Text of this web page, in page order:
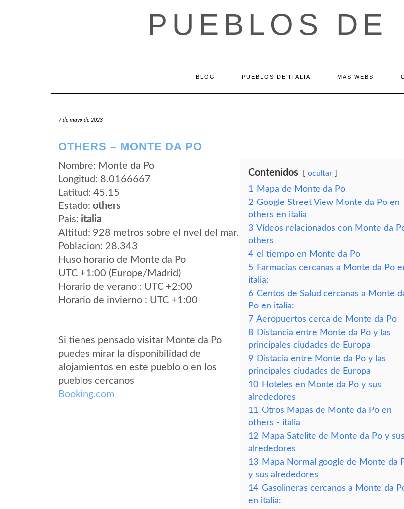
PUEBLOS DE
BLOG PUEBLOS DE ITALIA MAS WEBS
7 de mayo de 2023
OTHERS – MONTE DA PO
Nombre: Monte da Po
Longitud: 8.0166667
Latitud: 45.15
Estado: others
Pais: italia
Altitud: 928 metros sobre el nvel del mar.
Poblacion: 28.343
Huso horario de Monte da Po
UTC +1:00 (Europe/Madrid)
Horario de verano : UTC +2:00
Horario de invierno : UTC +1:00
Si tienes pensado visitar Monte da Po
puedes mirar la disponibilidad de
alojamientos en este pueblo o en los
pueblos cercanos
Booking.com
Contenidos ocultar
1
Mapa de Monte da Po
2 Google Street View Monte da Po en
others en italia
3 Vídeos relacionados con Monte da
others
4 el tiempo en Monte da Po
5 Farmacias cercanas a Monte da Po
italia:
6 Centos de Salud cercanas a Monte
Po en italia:
7 Aeropuertos cerca de Monte da Po
8 Distancia entre Monte da Po y las
principales ciudades de Europa
9 Distacia entre Monte da Po y las
principales ciudades de Europa
10 Hoteles en Monte da Po y sus
alrededores
11 Otros Mapas de Monte da Po en
others - italia
12 Mapa Satelite de Monte da Po y sus
alrededores
13 Mapa Normal google de Monte da
y sus alrededores
14 Gasolineras cercanos a Monte da
en italia: